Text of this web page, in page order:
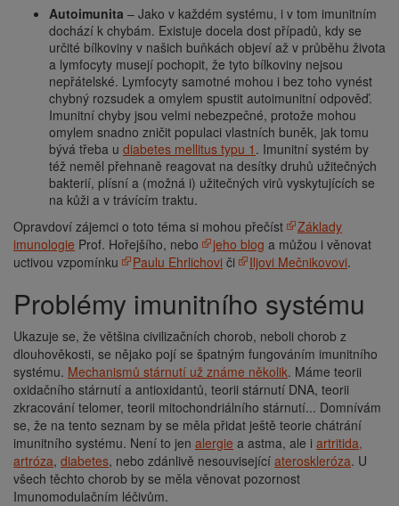
Autoimunita – Jako v každém systému, i v tom imunitním
dochází k chybám. Existuje docela dost případů, kdy se
určité bílkoviny v našich buňkách objeví až v průběhu života
a lymfocyty musejí pochopit, že tyto bílkoviny nejsou
nepřátelské. Lymfocyty samotné mohou i bez toho vynést
chybný rozsudek a omylem spustit autoimunitní odpověď.
Imunitní chyby jsou velmi nebezpečné, protože mohou
omylem snadno zničit populaci vlastních buněk, jak tomu
bývá třeba u diabetes mellitus typu 1 . Imunitní systém by
též neměl přehnaně reagovat na desítky druhů užitečných
bakterií, plísní a (možná i) užitečných virů vyskytujících se
na kůži a v trávícím traktu.
Opravdoví zájemci o toto téma si mohou přečíst
Základy
imunologie Prof. Hořejšího, nebo jeho blog a můžou i věnovat
uctivou vzpomínku
Paulu Ehrlichovi či Iljovi Mečnikovovi.
Problémy imunitního systému
Ukazuje se, že většina civilizačních chorob, neboli chorob z
dlouhověkosti, se nějako pojí se špatným fungováním imunitního
systému. Mechanismů stárnutí už známe několik. Máme teorii
oxidačního stárnutí a antioxidantů, teorii stárnutí DNA, teorii
zkracování telomer, teorii mitochondriálního stárnutí... Domnívám
se, že na tento seznam by se měla přidat ještě teorie chátrání
imunitního systému. Není to jen alergie a astma, ale i artritida,
artróza, diabetes, nebo zdánlivě nesouvisející ateroskleróza. U
všech těchto chorob by se měla věnovat pozornost
Imunomodulačním léčivům.